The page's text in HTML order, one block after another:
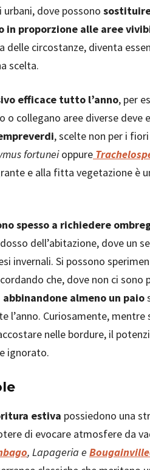
dove possono
in proporzione alle aree
delle circostanze, diventa
scelta.
efficace tutto l’anno, per
collegano aree diverse deve
, scelte non per i
fortuneioppure
e alla fitta vegetazione è
spesso a richiedere
dell’abitazione, dove un
invernali. Si possono
che, dove non ci sono
abbinandone almeno un paio
Curiosamente, mentre
nelle bordure, il
ignorato.
estiva possiedono una
di evocare atmosfere da
, Lapageria e